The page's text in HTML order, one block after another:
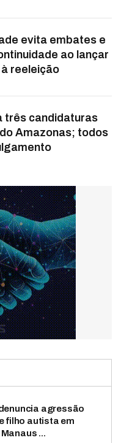
evita embates e
ao lançar
reeleição
três candidaturas
Amazonas; todos
agressão
filho autista em
...